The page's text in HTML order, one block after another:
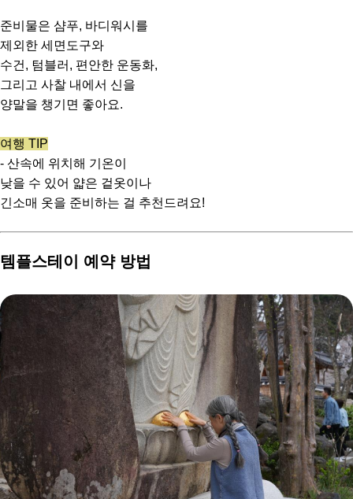
준비물은 샴푸, 바디워시를
제외한 세면도구와
수건, 텀블러, 편안한 운동화,
그리고 사찰 내에서 신을
양말을 챙기면 좋아요.
여행 TIP
- 산속에 위치해 기온이
낮을 수 있어 얇은 겉옷이나
긴소매 옷을 준비하는 걸 추천드려요!
템플스테이 예약 방법